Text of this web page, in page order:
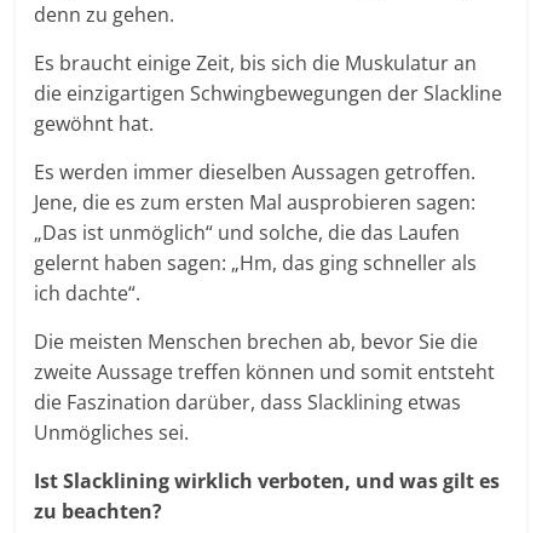
denn zu gehen.
Es braucht einige Zeit, bis sich die Muskulatur an
die einzigartigen Schwingbewegungen der Slackline
gewöhnt hat.
Es werden immer dieselben Aussagen getroffen.
Jene, die es zum ersten Mal ausprobieren sagen:
„Das ist unmöglich“ und solche, die das Laufen
gelernt haben sagen: „Hm, das ging schneller als
ich dachte“.
Die meisten Menschen brechen ab, bevor Sie die
zweite Aussage treffen können und somit entsteht
die Faszination darüber, dass Slacklining etwas
Unmögliches sei.
Ist Slacklining wirklich verboten, und was gilt es
zu beachten?